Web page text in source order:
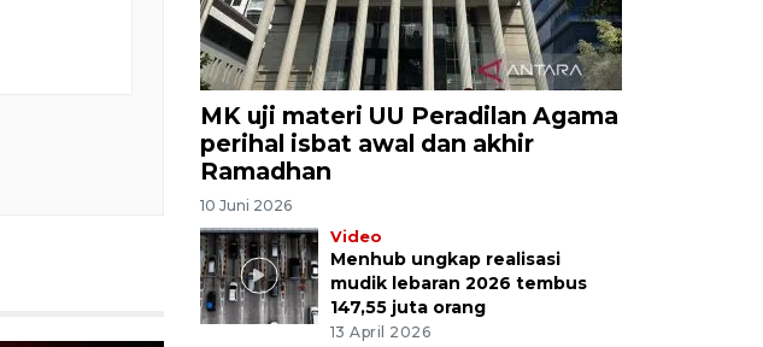
MK uji materi UU Peradilan Agama
perihal isbat awal dan akhir
Ramadhan
10 Juni 2026
Video
Menhub ungkap realisasi
mudik lebaran 2026 tembus
147,55 juta orang
13 April 2026